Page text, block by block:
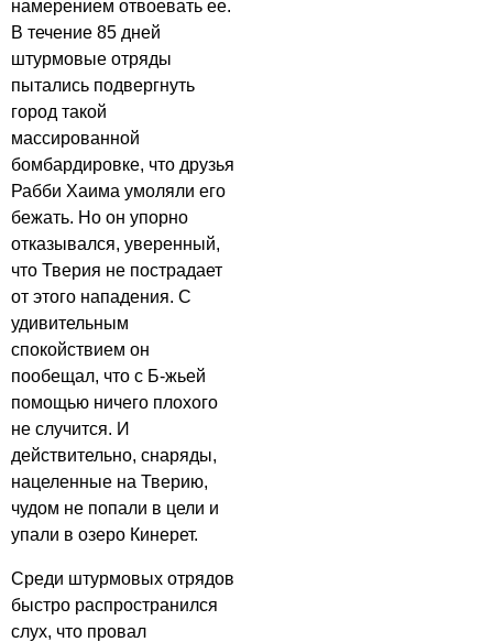
намерением отвоевать ее.
В течение 85 дней
штурмовые отряды
пытались подвергнуть
город такой
массированной
бомбардировке, что друзья
Рабби Хаима умоляли его
бежать. Но он упорно
отказывался, уверенный,
что Тверия не пострадает
от этого нападения. С
удивительным
спокойствием он
пообещал, что с Б-жьей
помощью ничего плохого
не случится. И
действительно, снаряды,
нацеленные на Тверию,
чудом не попали в цели и
упали в озеро Кинерет.
Среди штурмовых отрядов
быстро распространился
слух, что провал